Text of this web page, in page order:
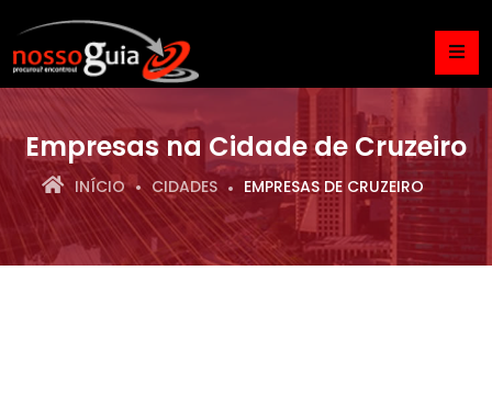
Empresas na Cidade de Cruzeiro
INÍCIO CIDADES EMPRESAS DE CRUZEIRO